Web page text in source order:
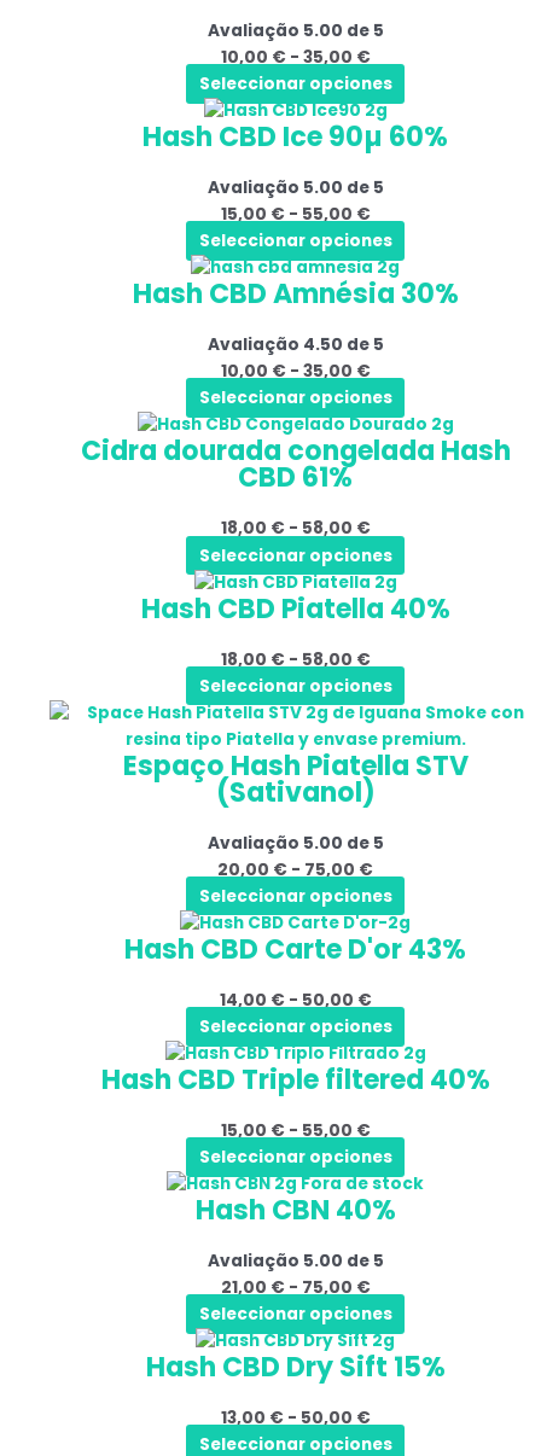
selecionadas
na
página
do
produto
Avaliação 5.00 de 5
10,00 € - 35,00 €
10,00 €
a
35,00 €
Seleccionar opciones
várias
variantes.
As
opções
podem
selecionadas
na
página
do
produto
Hash CBD Ice 90µ 60%
Avaliação 5.00 de 5
15,00 € - 55,00 €
Gama
de
15,00 €
a
55,00 €
Seleccionar opciones
Este
produto
várias
variantes.
As
opções
podem
selecionadas
na
página
do
produto
Hash CBD Amnésia 30%
Avaliação 4.50 de 5
10,00 € - 35,00 €
Gama
de
10,00 €
a
35,00 €
Seleccionar opciones
Este
produto
várias
variantes.
As
opções
podem
ser
na
página
do
produto
Cidra dourada congelada Hash
CBD 61%
18,00 € - 58,00 €
Gama
de
a
58,00 €
Seleccionar opciones
Este
produto
tem
variantes.
As
opções
podem
selecionadas
na
página
do
produto
Hash CBD Piatella 40%
18,00 € - 58,00 €
Gama
de
18,00 €
a
58,00 €
Seleccionar opciones
Este
produto
várias
variantes.
As
opções
podem
ser
na
página
do
produto
Espaço Hash Piatella STV
(Sativanol)
Avaliação 5.00 de 5
20,00 € - 75,00 €
Gama
de
preços:
20,00 €
75,00 €
Seleccionar opciones
Este
produto
tem
várias
As
opções
podem
ser
selecionadas
página
do
produto
Hash CBD Carte D'or 43%
14,00 € - 50,00 €
Gama
de
14,00 €
a
50,00 €
Seleccionar opciones
Este
produto
várias
variantes.
As
opções
ser
selecionadas
na
página
produto
Hash CBD Triple filtered 40%
15,00 € - 55,00 €
Gama
de
15,00 €
a
55,00 €
Seleccionar opciones
Este
produto
várias
variantes.
As
opções
ser
selecionadas
na
página
do
Fora de stock
Hash CBN 40%
Avaliação 5.00 de 5
21,00 € - 75,00 €
Gama
de
21,00 €
a
75,00 €
Seleccionar opciones
Este
produto
várias
variantes.
As
opções
podem
selecionadas
na
Hash CBD Dry Sift 15%
13,00 € - 50,00 €
Gama
de
13,00 €
a
Seleccionar opciones
Este
produto
várias
variantes.